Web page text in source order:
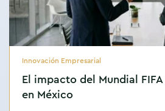
Innovación Empresarial
El impacto del Mundial
en México